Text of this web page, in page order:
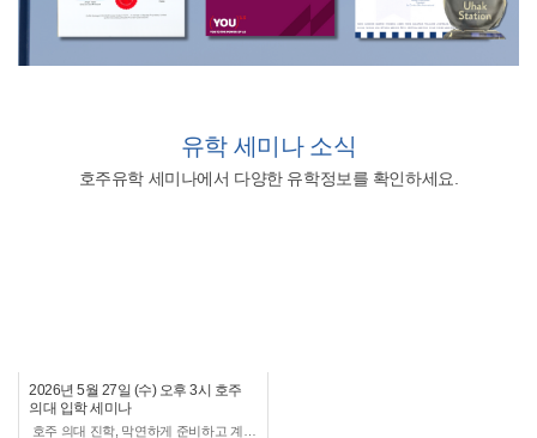
유학 세미나 소식
호주유학 세미나에서 다양한 유학정보를 확인하세요.
2026년 5월 27일 (수) 오후 3시 호주
의대 입학 세미나